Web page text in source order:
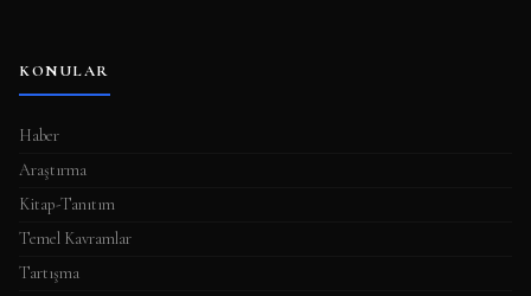
KONULAR
Haber
Araştırma
Kitap-Tanıtım
Temel Kavramlar
Tartışma